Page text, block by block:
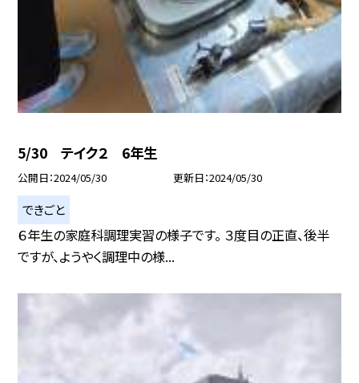
5/30 テイク２ 6年生
公開日 2024/05/30 更新日 2024/05/30
できごと
６年生の家庭科調理実習の様子です。 ３度目の正直、後半
ですが、ようやく調理中の様...